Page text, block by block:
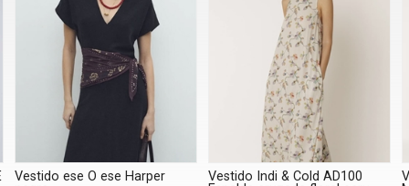
Vestido ese O ese Harper
Vestido Indi & Cold AD100